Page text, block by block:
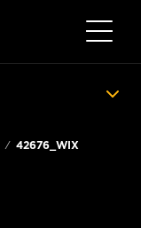
Toggle
42676_WIX